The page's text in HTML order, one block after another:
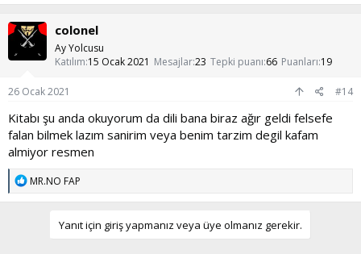
p
k
i
l
e
colonel
Ay Yolcusu
Katılım 15 Ocak 2021 Mesajlar23 Tepki puanı 66 Puanları 19
26 Ocak 2021 #14
Kitabı şu anda okuyorum da dili bana biraz ağır geldi felsefe
falan bilmek lazım sanirim veya benim tarzim degil kafam
almiyor resmen
T
p
MR.NO FAP
Yanıt için giriş yapmanız veya üye olmanız gerekir.